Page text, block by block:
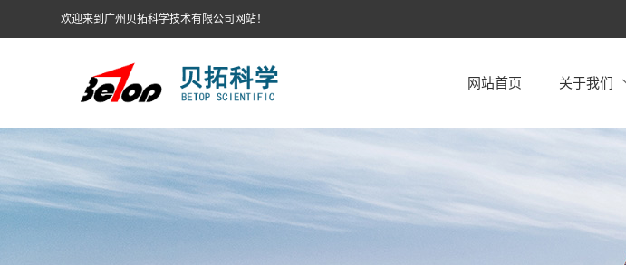
欢迎来到广州贝拓科学技术有限公司网站！
网站首页 关于我们